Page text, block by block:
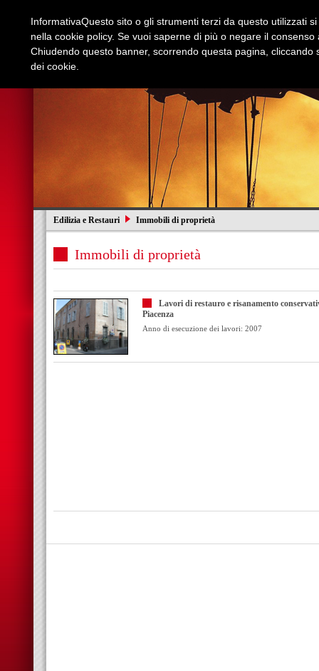
Edilizia e Restauri Immobili di proprietà
Immobili di proprietà
Lavori di restauro e risanamento
Piacenza
Anno di esecuzione dei lavori: 2007
InformativaQuesto sito o gli strumenti terzi da questo utilizzati
nella cookie policy. Se vuoi saperne di più o negare il
Chiudendo questo banner, scorrendo questa pagina,
dei cookie.